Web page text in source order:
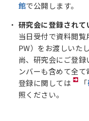
館で公開します。
研究会に登録されて
当日受付で資料閲覧
PW）をお渡しいたし
尚、研究会にご登
ンバーも含めて全て
登録に関しては
「
照ください。